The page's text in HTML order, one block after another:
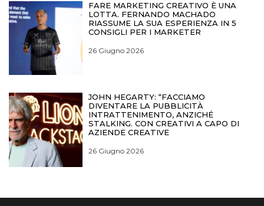
FARE MARKETING CREATIVO È UNA
LOTTA. FERNANDO MACHADO
RIASSUME LA SUA ESPERIENZA IN 5
CONSIGLI PER I MARKETER
26 Giugno 2026
JOHN HEGARTY: “FACCIAMO
DIVENTARE LA PUBBLICITÀ
INTRATTENIMENTO, ANZICHÉ
STALKING. CON CREATIVI A CAPO DI
AZIENDE CREATIVE
26 Giugno 2026